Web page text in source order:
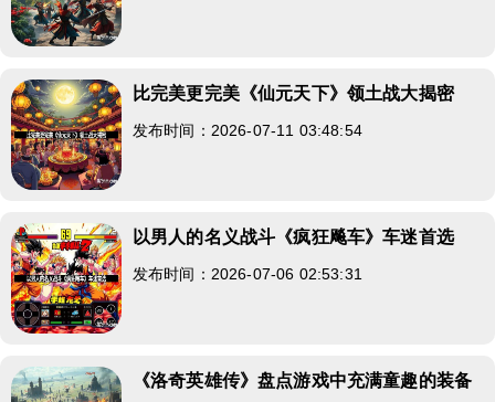
比完美更完美《仙元天下》领土战大揭密
发布时间：2026-07-11 03:48:54
以男人的名义战斗《疯狂飚车》车迷首选
发布时间：2026-07-06 02:53:31
《洛奇英雄传》盘点游戏中充满童趣的装备